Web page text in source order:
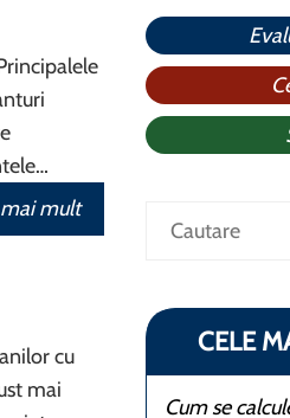
mult
cu
mai
Caută
CELE
Cum se